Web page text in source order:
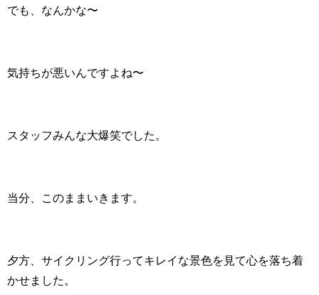
でも、なんかな〜
気持ちが悪いんですよね〜
スタッフみんな大爆笑でした。
当分、このままいきます。
夕方、サイクリング行ってキレイな景色を見て心を落ち着
かせました。